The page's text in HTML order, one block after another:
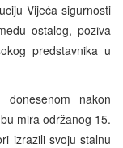
Vijeća sigurnosti
ostalog, poziva
predstavnika u
nakon
mira održanog 15.
izrazili svoju stalnu